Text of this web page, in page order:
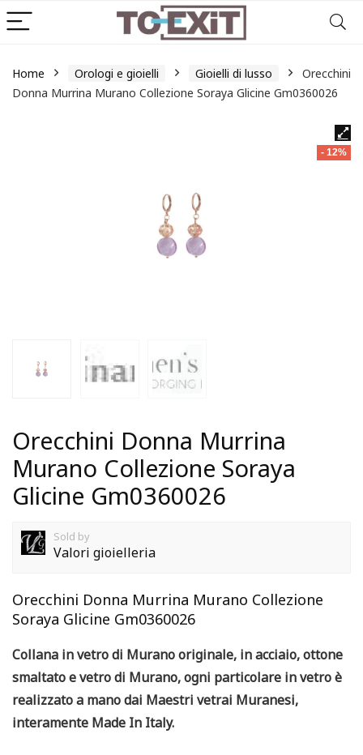
Home Orologi e gioielli Gioielli di lusso
Orecchini
Donna Murrina Murano Collezione Soraya Glicine Gm0360026
- 12%
Orecchini Donna Murrina
Murano Collezione Soraya
Glicine Gm0360026
Sold by
Valori gioielleria
Orecchini Donna Murrina Murano Collezione
Soraya Glicine Gm0360026
Collana in vetro di Murano originale, in acciaio, ottone
smaltato e vetro di Murano, ogni particolare in vetro è
realizzato a mano dai Maestri vetrai Muranesi,
interamente Made In Italy.